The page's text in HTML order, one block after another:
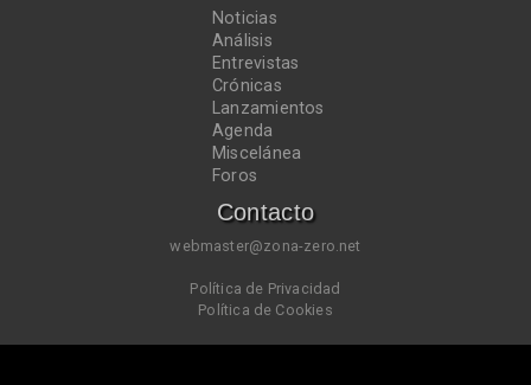
Noticias
Análisis
Entrevistas
Crónicas
Lanzamientos
Agenda
Miscelánea
Foros
Contacto
webmaster@zona-zero.net
Política de Privacidad
Política de Cookies